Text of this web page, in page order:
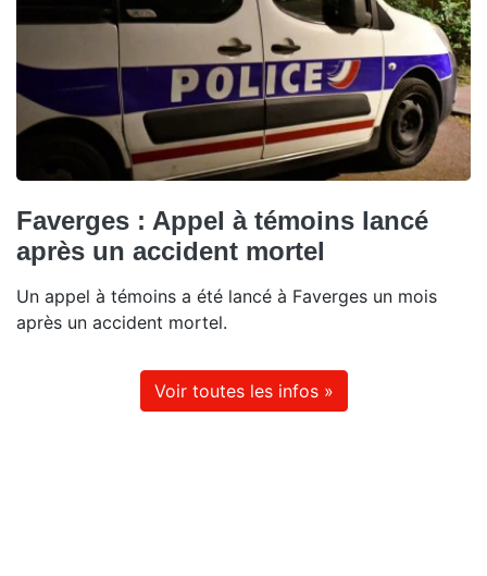
Faverges : Appel à témoins lancé
après un accident mortel
Un appel à témoins a été lancé à Faverges un mois
après un accident mortel.
Voir toutes les infos »